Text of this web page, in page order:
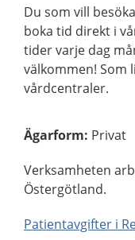
Du som vill
boka tid direkt i
tider varje dag
välkommen! Som
vårdcentraler.
Ägarform: Privat
Verksamheten
Östergötland.
Patientavgifter i